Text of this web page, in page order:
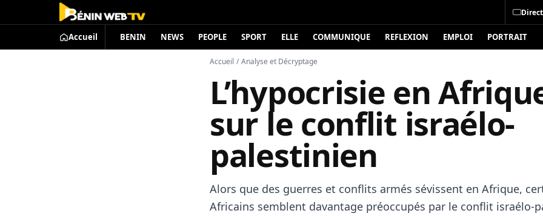
Accueil BENIN NEWS PEOPLE SPORT ELLE COMMUNIQUE REFLEXION EMPLOI PORTRAIT
Accueil / Analyse et Décryptage
L’hypocrisie en
sur le conflit israélo-
palestinien
Alors que des guerres et conflits armés sévissent en Afrique,
Africains semblent davantage préoccupés par le conflit israélo-